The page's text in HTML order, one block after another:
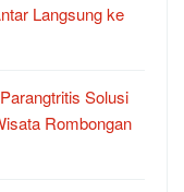
Langsung ke
Solusi
Rombongan